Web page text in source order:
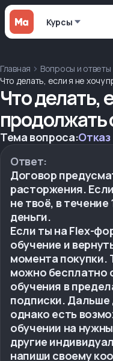
Курсы
Главная Вопросы и ответы
Что делать, если я не хочу
Что делать,
продолжать
Тема вопроса:Отказ
Ответ:
Договор
расторжения.
не твоё, в
деньги.
Если ты на Flex-
обучение и
момента покупки.
можно бесплатно
обучения в
подписки. Дальше
однако есть
обучении на
другие
напиши своему